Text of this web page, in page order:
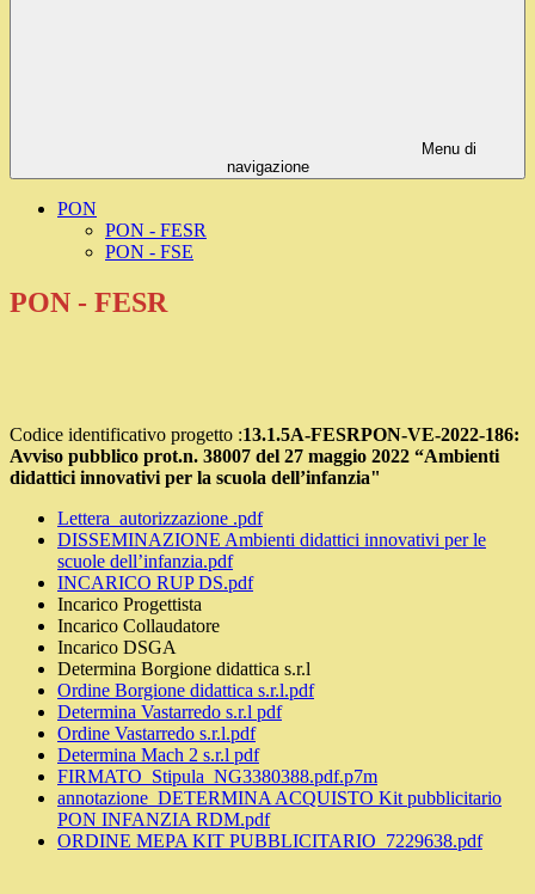
Menu di
navigazione
PON
PON - FESR
PON - FSE
PON - FESR
Codice identificativo progetto :13.1.5A-FESRPON-VE-2022-186:
Avviso pubblico prot.n. 38007 del 27 maggio 2022 “Ambienti
didattici innovativi per la scuola dell’infanzia"
Lettera_autorizzazione .pdf
DISSEMINAZIONE Ambienti didattici innovativi per le
scuole dell’infanzia.pdf
INCARICO RUP DS.pdf
Incarico Progettista
Incarico Collaudatore
Incarico DSGA
Determina Borgione didattica s.r.l
Ordine Borgione didattica s.r.l.pdf
Determina Vastarredo s.r.l pdf
Ordine Vastarredo s.r.l.pdf
Determina Mach 2 s.r.l pdf
FIRMATO_Stipula_NG3380388.pdf.p7m
annotazione_DETERMINA ACQUISTO Kit pubblicitario
PON INFANZIA RDM.pdf
ORDINE MEPA KIT PUBBLICITARIO_7229638.pdf